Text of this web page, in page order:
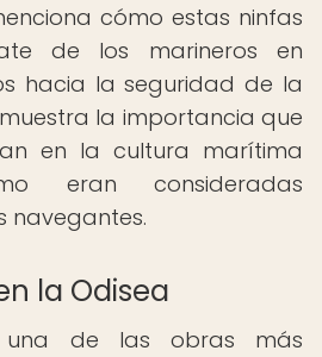
cómo estas ninfas
de los marineros en
hacia la seguridad de la
la importancia que
en la cultura marítima
eran consideradas
navegantes.
la Odisea
una de las obras más